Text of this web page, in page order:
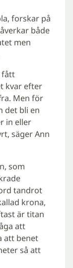
forskar på
både
men
fått
kvar efter
Men för
det bli en
in eller
säger Ann
som
tandrot
krona,
är titan
att
att benet
så att